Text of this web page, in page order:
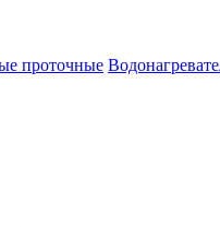
проточные